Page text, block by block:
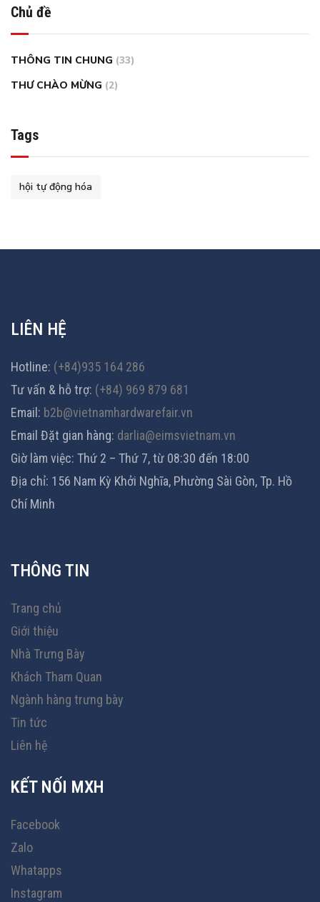
Chủ đề
THÔNG TIN CHUNG (33)
THƯ CHÀO MỪNG (2)
Tags
hội tự động hóa
LIÊN HỆ
Hotline: (+84)935 164 286
Tư vấn & hỗ trợ: (+84) 969 879 681
Email: b2b@vietnamhardwarefair.vn
Email Đặt gian hàng: darlia@eimsvietnam.vn
Giờ làm việc: Thứ 2 – Thứ 7, từ 08:30 đến 18:00
Địa chỉ: 156 Nam Kỳ Khởi Nghĩa, Phường Sài Gòn, Tp. Hồ
Chí Minh
THÔNG TIN
Trang chủ
Giới thiệu
Nhà Trưng Bày
Khách Tham Quan
Ngành hàng trưng bày
Tin tức
Liên hệ
KẾT NỐI MXH
Facebook
Zalo
Whatapps
Instagram